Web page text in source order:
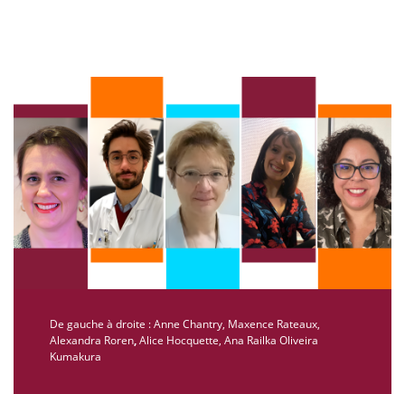
De gauche à droite : Anne Chantry, Maxence Rateaux,
Alexandra Roren,Alice Hocquette, Ana Railka Oliveira
Kumakura